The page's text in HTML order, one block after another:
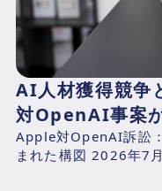
AI人材獲得競
対OpenAI事案
Apple対OpenAI訴訟
まれた構図 2026年7